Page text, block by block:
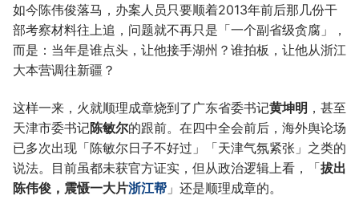
如今陈伟俊落马，办案人员只要顺着2013年前后那几份干
部考察材料往上追，问题就不再只是「一个副省级贪腐」，
而是：当年是谁点头，让他接手湖州？谁拍板，让他从浙江
大本营调往新疆？
这样一来，火就顺理成章烧到了广东省委书记黄坤明 ，甚至
天津市委书记陈敏尔的跟前。在四中全会前后，海外舆论场
已多次出现「陈敏尔日子不好过」「天津气氛紧张」之类的
说法。目前虽都未获官方证实，但从政治逻辑上看，「拔出
陈伟俊，震慑一大片浙江帮 」还是顺理成章的。